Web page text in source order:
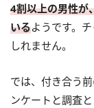
4割以上の男性が
いるようです。
しれません。
では、付き合う
ンケートと調査